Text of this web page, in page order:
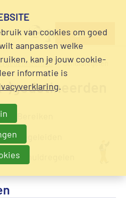
NVVK
community
direct naar
alle
hulpmiddelen
Zoek
) gedetineerden Schuldregelen
)gedetineerden
Schuldregelen
van cookies om goed
aanpassen welke
kan je jouw cookie-
informatie is
.